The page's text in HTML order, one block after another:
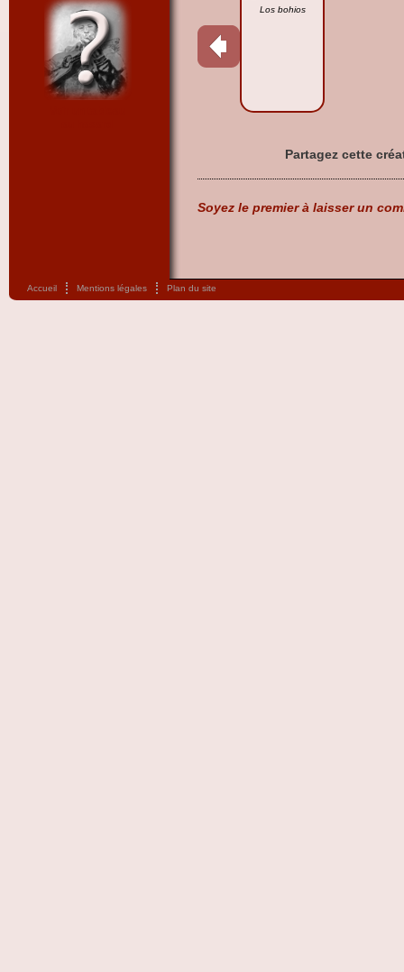
Los bohios
Partagez cette
Soyez le premier à laisser un
Accueil Mentions légales Plan du site